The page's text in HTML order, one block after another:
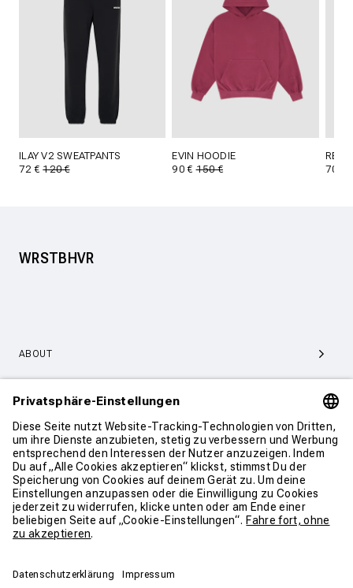
ILAY V2 SWEATPANTS
72 €120 €
EVIN HOODIE
90 €150 €
70 €
WRSTBHVR
ABOUT
SERVICE & SUPPORT
KONTAKT